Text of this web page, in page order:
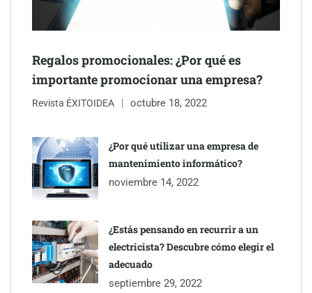
Schaeffler mejora su rentabilidad en el primer semestre de 2026
Regalos promocionales: ¿Por qué es
importante promocionar una empresa?
Revista ÉXITOIDEA octubre 18, 2022
¿Por qué utilizar una empresa de
mantenimiento informático?
noviembre 14, 2022
¿Estás pensando en recurrir a un
electricista? Descubre cómo elegir el
adecuado
septiembre 29, 2022